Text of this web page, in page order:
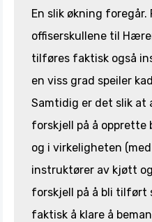
En slik økning
offiserskullene til
tilføres faktisk også
en viss grad speiler
Samtidig er det slik at
forskjell på å opprette
og i virkeligheten
instruktører av kjøtt
forskjell på å bli tilført
faktisk å klare å